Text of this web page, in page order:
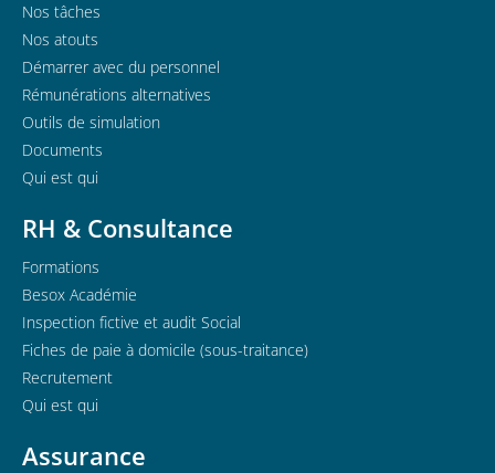
Nos tâches
Nos atouts
Démarrer avec du personnel
Rémunérations alternatives
Outils de simulation
Documents
Qui est qui
RH & Consultance
Formations
Besox Académie
Inspection fictive et audit Social
Fiches de paie à domicile (sous-traitance)
Recrutement
Qui est qui
Assurance